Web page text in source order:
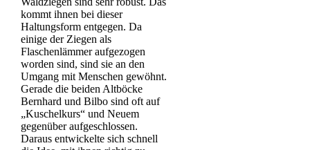
kommt ihnen bei dieser
Haltungsform entgegen. Da
einige der Ziegen als
Flaschenlämmer aufgezogen
worden sind, sind sie an den
Umgang mit Menschen gewöhnt.
Gerade die beiden Altböcke
Bernhard und Bilbo sind oft auf
„Kuschelkurs“ und Neuem
gegenüber aufgeschlossen.
Daraus entwickelte sich schnell